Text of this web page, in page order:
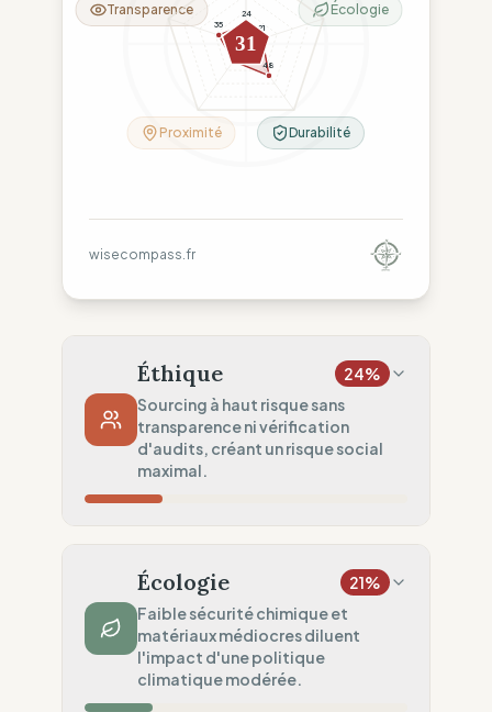
24
21
48
26
35
31
Écologie
Durabilité
Proximité
Transparence
wisecompass.fr
Éthique 24%
Sourcing à haut risque sans
transparence ni vérification
d'audits, créant un risque social
maximal.
Droits non garantis (Asie)
Traçabilité
Aucune donnée usine publiée
Audits Sociaux
Écologie 21%
Faible sécurité chimique et
matériaux médiocres diluent
l'impact d'une politique
climatique modérée.